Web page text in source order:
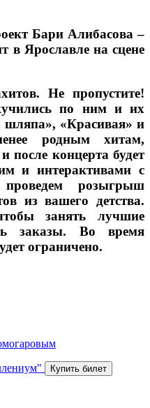
Бари Алибасова –
в Ярославле на сцене
Не пропустите!
по ним и их
«Красивая» и
родным хитам,
концерта будет
и интерактивами с
розыгрыш
из вашего детства.
занять лучшие
заказы. Во время
ограничено.